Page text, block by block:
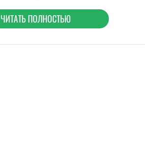
ЧИТАТЬ ПОЛНОСТЬЮ